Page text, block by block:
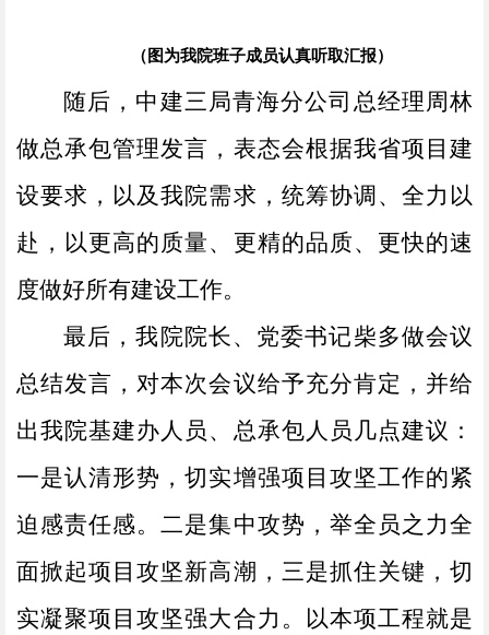
（图为我院班子成员认真听取汇报）
随后，中建三局青海分公司总经理周林
做总承包管理发言，表态会根据我省项目建
设要求，以及我院需求，统筹协调、全力以
赴，以更高的质量、更精的品质、更快的速
度做好所有建设工作。
最后，我院院长、党委书记柴多做会议
总结发言，对本次会议给予充分肯定，并给
出我院基建办人员、总承包人员几点建议：
一是认清形势，切实增强项目攻坚工作的紧
迫感责任感。二是集中攻势，举全员之力全
面掀起项目攻坚新高潮，三是抓住关键，切
实凝聚项目攻坚强大合力。以本项工程就是